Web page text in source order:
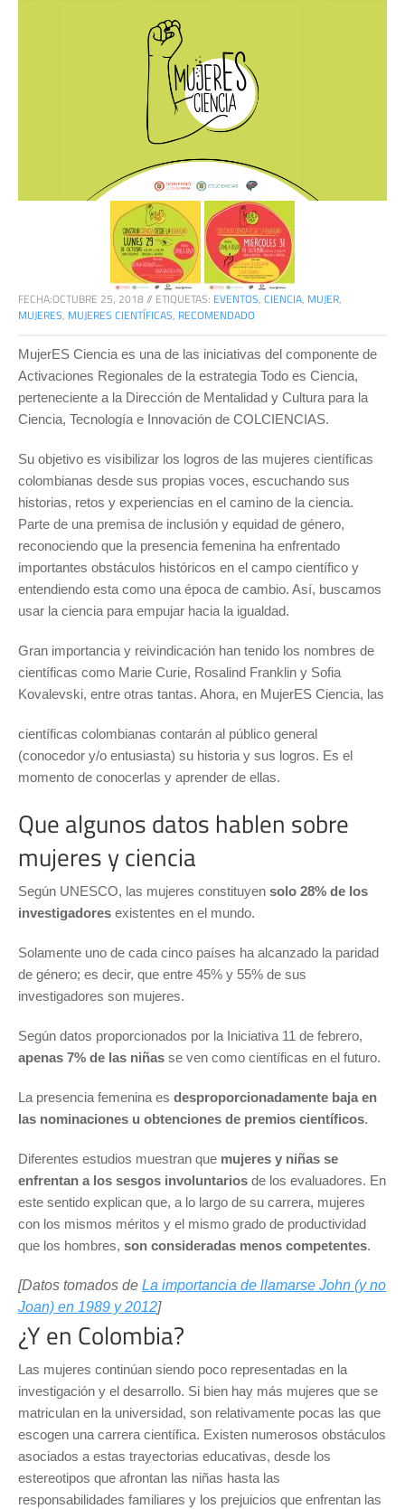
FECHA:OCTUBRE 25, 2018// ETIQUETAS: EVENTOS, CIENCIA, MUJER,
MUJERES, MUJERES CIENTÍFICAS, RECOMENDADO
MujerES Ciencia es una de las iniciativas del componente de
Activaciones Regionales de la estrategia Todo es Ciencia,
perteneciente a la Dirección de Mentalidad y Cultura para la
Ciencia, Tecnología e Innovación de COLCIENCIAS.
Su objetivo es visibilizar los logros de las mujeres científicas
colombianas desde sus propias voces, escuchando sus
historias, retos y experiencias en el camino de la ciencia.
Parte de una premisa de inclusión y equidad de género,
reconociendo que la presencia femenina ha enfrentado
importantes obstáculos históricos en el campo científico y
entendiendo esta como una época de cambio. Así, buscamos
usar la ciencia para empujar hacia la igualdad.
Gran importancia y reivindicación han tenido los nombres de
científicas como Marie Curie, Rosalind Franklin y Sofia
Kovalevski, entre otras tantas. Ahora, en MujerES Ciencia, las
científicas colombianas contarán al público general
(conocedor y/o entusiasta) su historia y sus logros. Es el
momento de conocerlas y aprender de ellas.
Que algunos datos hablen sobre
mujeres y ciencia
Según UNESCO, las mujeres constituyen solo 28% de los
investigadores existentes en el mundo.
Solamente uno de cada cinco países ha alcanzado la paridad
de género; es decir, que entre 45% y 55% de sus
investigadores son mujeres.
Según datos proporcionados por la Iniciativa 11 de febrero,
apenas 7% de las niñas se ven como científicas en el futuro.
La presencia femenina es desproporcionadamente baja en
las nominaciones u obtenciones de premios científicos.
Diferentes estudios muestran que mujeres y niñas se
enfrentan a los sesgos involuntarios de los evaluadores. En
este sentido explican que, a lo largo de su carrera, mujeres
con los mismos méritos y el mismo grado de productividad
que los hombres, son consideradas menos competentes.
[Datos tomados de La importancia de llamarse John (y no
Joan) en 1989 y 2012]
¿Y en Colombia?
Las mujeres continúan siendo poco representadas en la
investigación y el desarrollo. Si bien hay más mujeres que se
matriculan en la universidad, son relativamente pocas las que
escogen una carrera científica. Existen numerosos obstáculos
asociados a estas trayectorias educativas, desde los
estereotipos que afrontan las niñas hasta las
responsabilidades familiares y los prejuicios que enfrentan las